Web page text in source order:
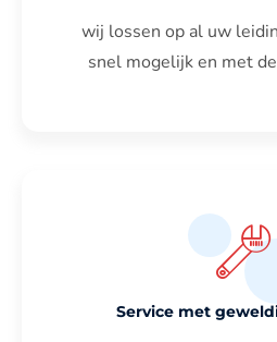
wij lossen op al uw
snel mogelijk en met
Service met